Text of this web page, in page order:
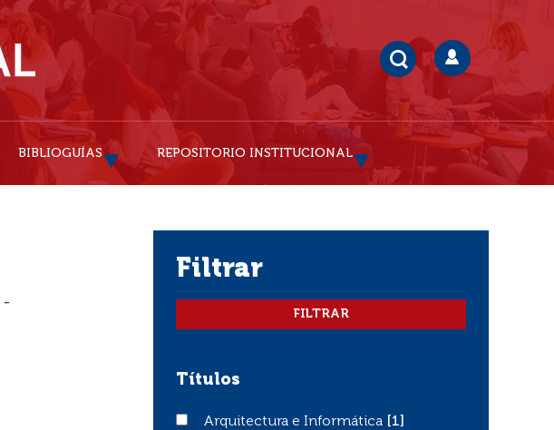
BIBLIOGUÍAS REPOSITORIO INSTITUCIONAL
-
filtrar
Títulos
Arquitectura e Informática
Arquitectura e Informática
[1]